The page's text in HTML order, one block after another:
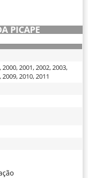
PICAPE
,2000,2001,2002,2003,
,2009,2010,2011